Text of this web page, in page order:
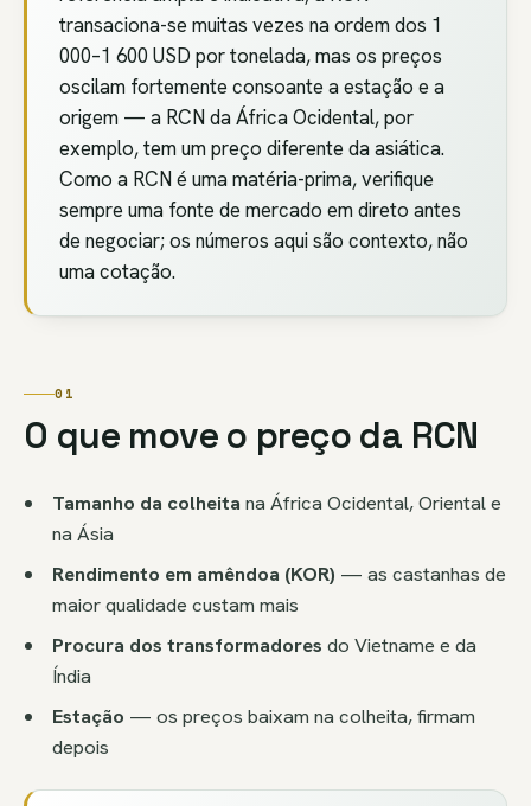
transaciona-se muitas vezes na ordem dos 1
000–1 600 USD por tonelada, mas os preços
oscilam fortemente consoante a estação e a
origem — a RCN da África Ocidental, por
exemplo, tem um preço diferente da asiática.
Como a RCN é uma matéria-prima, verifique
sempre uma fonte de mercado em direto antes
de negociar; os números aqui são contexto, não
uma cotação.
01
O que move o preço da RCN
Tamanho da colheita na África Ocidental, Oriental e
na Ásia
Rendimento em amêndoa (KOR) — as castanhas de
maior qualidade custam mais
Procura dos transformadores do Vietname e da
Índia
Estação — os preços baixam na colheita, firmam
depois